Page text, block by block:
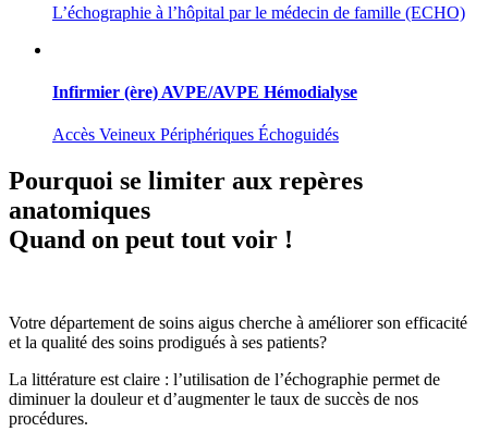
L’échographie à l’hôpital par le médecin de famille (ECHO)
Infirmier (ère) AVPE/AVPE Hémodialyse
Accès Veineux Périphériques Échoguidés
Pourquoi se limiter aux repères
anatomiques
Quand on peut tout voir !
Votre département de soins aigus cherche à améliorer son efficacité
et la qualité des soins prodigués à ses patients?
La littérature est claire : l’utilisation de l’échographie permet de
diminuer la douleur et d’augmenter le taux de succès de nos
procédures.